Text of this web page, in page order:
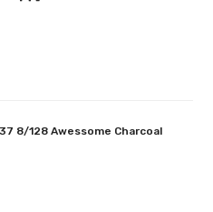
8/128 Awessome Charcoal